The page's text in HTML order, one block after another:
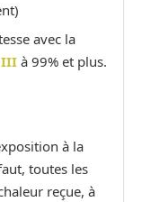
avec la
IIIà 99% et plus.
à la
toutes les
reçue, à